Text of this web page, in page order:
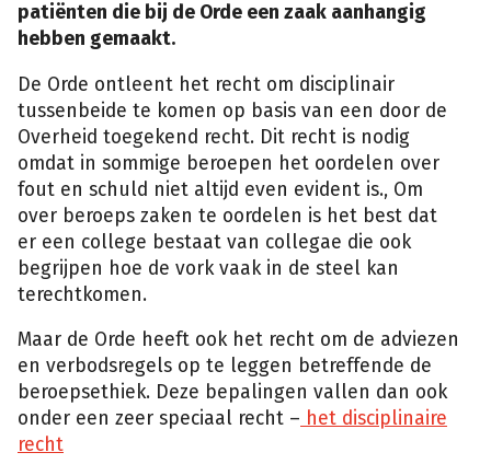
patiënten die bij de Orde een zaak aanhangig
hebben gemaakt.
De Orde ontleent het recht om disciplinair
tussenbeide te komen op basis van een door de
Overheid toegekend recht. Dit recht is nodig
omdat in sommige beroepen het oordelen over
fout en schuld niet altijd even evident is., Om
over beroeps zaken te oordelen is het best dat
er een college bestaat van collegae die ook
begrijpen hoe de vork vaak in de steel kan
terechtkomen.
Maar de Orde heeft ook het recht om de adviezen
en verbodsregels op te leggen betreffende de
beroepsethiek. Deze bepalingen vallen dan ook
onder een zeer speciaal recht – het disciplinaire
recht